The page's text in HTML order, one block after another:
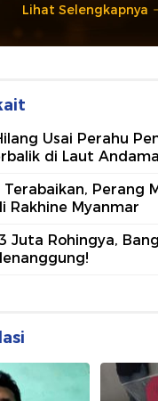
Lihat Selengkapnya
Usai Perahu
di Laut
Perang
Rakhine Myanmar
Juta Rohingya,